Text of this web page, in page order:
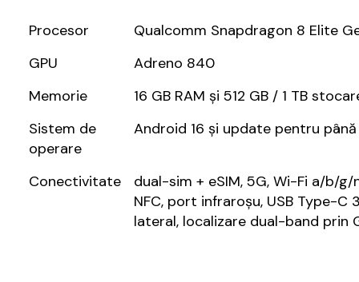
Procesor
Qualcomm Snapdragon 8 Elite
GPU
Adreno 840
Memorie
16 GB RAM și 512 GB / 1 TB
Sistem de
operare
Android 16 și update pentru
Conectivitate
dual-sim + eSIM, 5G, Wi-Fi a/b/
NFC, port infraroșu, USB Type-
lateral, localizare dual-band prin